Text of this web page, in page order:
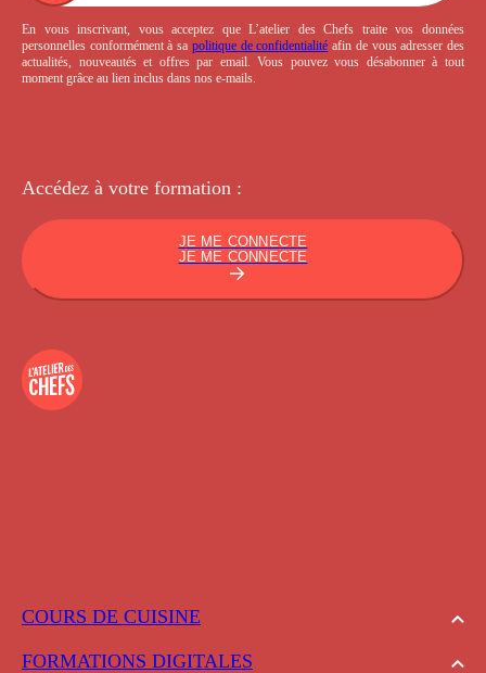
COURS DE CUISINE
FORMATIONS DIGITALES
En vous inscrivant, vous acceptez que L’atelier des Chefs traite vos données
personnelles conformément à sa politique de confidentialité afin de vous adresser des
actualités, nouveautés et offres par email. Vous pouvez vous désabonner à tout
moment grâce au lien inclus dans nos e-mails.
Accédez à votre formation :
JE ME CONNECTE
JE ME CONNECTE